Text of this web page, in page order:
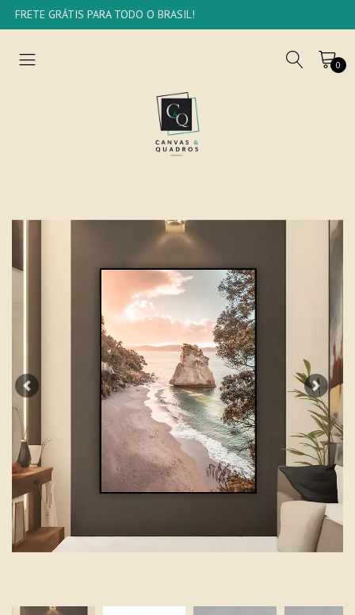
FRETE GRÁTIS PARA TODO O BRASIL!
0
Previous Next